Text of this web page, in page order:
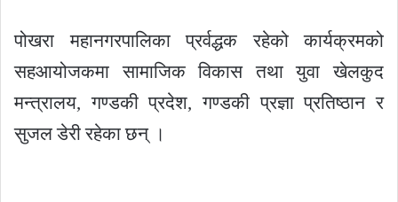
पोखरा महानगरपालिका प्रर्वद्धक रहेको कार्यक्रमको
सहआयोजकमा सामाजिक विकास तथा युवा खेलकुद
मन्त्रालय, गण्डकी प्रदेश, गण्डकी प्रज्ञा प्रतिष्ठान र
सुजल डेरी रहेका छन् ।